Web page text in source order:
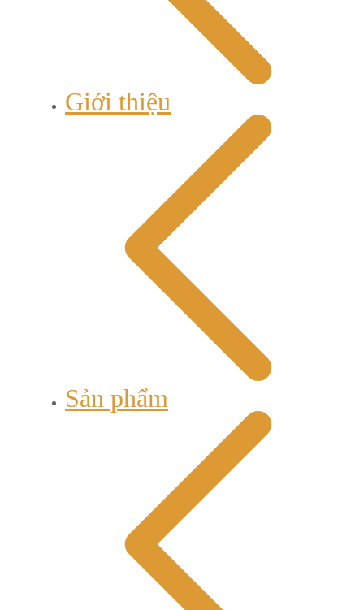
Giới thiệu
Sản phẩm